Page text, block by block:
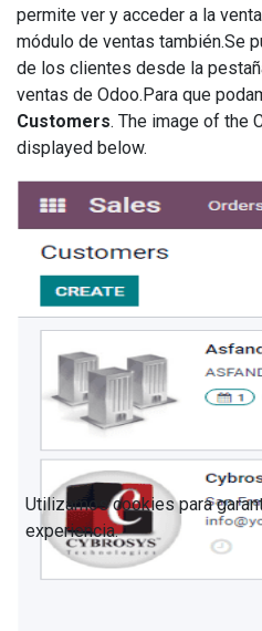
permite ver y acceder a la
módulo de ventas también.Se
de los clientes desde la
ventas de Odoo.Para que
Customers. The image of the
displayed below.
Utilizamos cookies para
experiencia.